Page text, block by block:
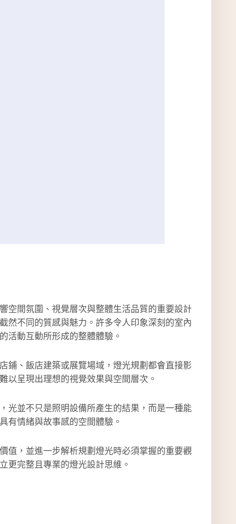
空間氛圍、視覺層次與整體生活品質的重要設計
然不同的質感與魅力。許多令人印象深刻的室內
活動互動所形成的整體體驗。
鋪、飯店建築或展覽場域，燈光規劃都會直接影
以呈現出理想的視覺效果與空間層次。
光並不只是照明設備所產生的結果，而是一種能
有情緒與故事感的空間體驗。
值，並進一步解析規劃燈光時必須掌握的重要觀
更完整且專業的燈光設計思維。